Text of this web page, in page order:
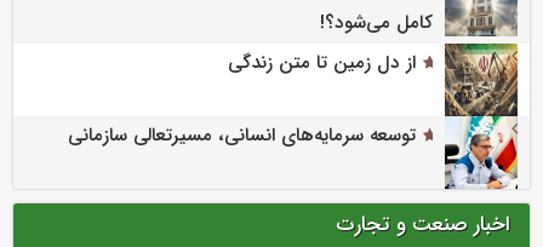
کامل می‌شود؟!
از دل زمین تا متن زندگی
توسعه سرمایه‌های انسانی، مسیرتعالی سازمانی
اخبار صنعت و تجارت